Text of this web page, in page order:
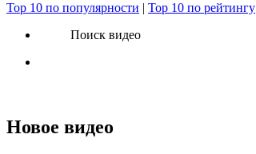
Top 10 по популярности | Top 10 по рейтингу
Поиск видео
Новое видео